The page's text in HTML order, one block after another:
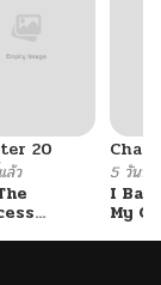
20
ล้ว 5 วันที่
I
My